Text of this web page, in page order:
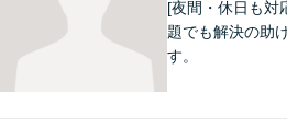
[夜間・休日も対
題でも解決の助
す。